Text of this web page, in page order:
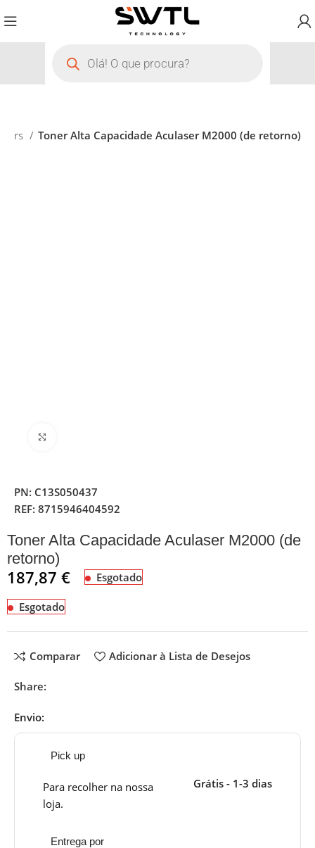
Toner Alta Capacidade Aculaser M2000 (de retorno)
PN: C13S050437
REF:8715946404592
Toner Alta Capacidade Aculaser M2000 (de
retorno)
187,87€ Esgotado
Esgotado
Comparar Adicionar à Lista de Desejos
Share:
Envio:
Pick up
Para recolher na nossa
loja.
Grátis - 1-3 dias
Entrega por